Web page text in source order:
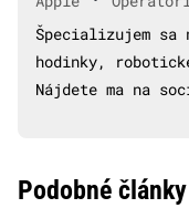
Špecializujem sa
hodinky,
Nájdete ma na
Podobné články